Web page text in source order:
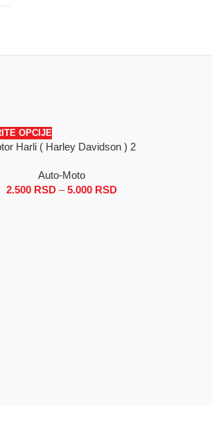
RSD do 5.000 RSD
OPCIJE
Harli ( Harley Davidson ) 2
Auto-Moto
2.500 RSD – 5.000 RSD